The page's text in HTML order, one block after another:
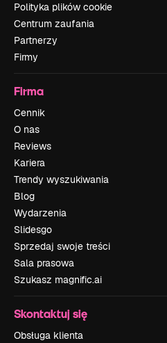
Polityka plików cookie
Centrum zaufania
Partnerzy
Firmy
Firma
Cennik
O nas
Reviews
Kariera
Trendy wyszukiwania
Blog
Wydarzenia
Slidesgo
Sprzedaj swoje treści
Sala prasowa
Szukasz magnific.ai
Skontaktuj się
Obsługa klienta